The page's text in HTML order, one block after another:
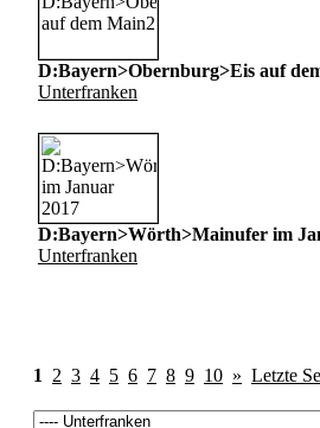
D:Bayern>Obernburg>Eis auf
Unterfranken
D:Bayern>Wörth>Mainufer im
Unterfranken
1 2 3 4 5 6 7 8 9 10 » Letzte